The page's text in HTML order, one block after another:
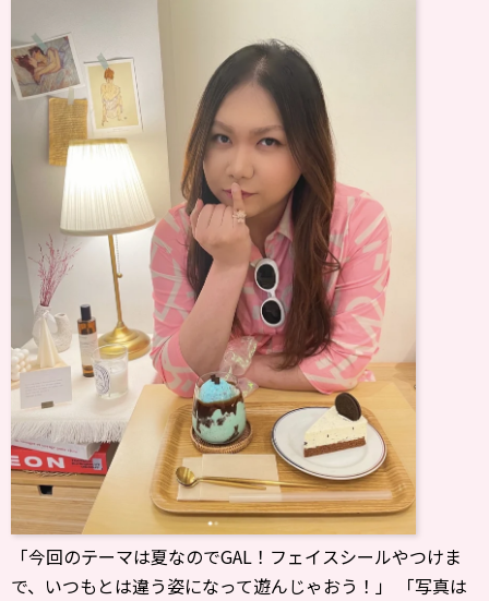
「今回のテーマは夏なのでGAL！フェイスシールやつけま
で、いつもとは違う姿になって遊んじゃおう！」 「写真は